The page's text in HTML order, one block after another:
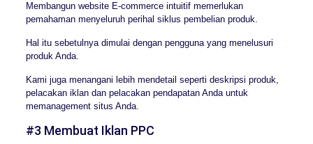
Membangun website E-commerce intuitif memerlukan
pemahaman menyeluruh perihal siklus pembelian produk.
Hal itu sebetulnya dimulai dengan pengguna yang menelusuri
produk Anda.
Kami juga menangani lebih mendetail seperti deskripsi produk,
pelacakan iklan dan pelacakan pendapatan Anda untuk
memanagement situs Anda.
#3 Membuat Iklan PPC